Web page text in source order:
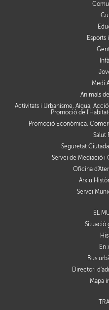
Esports
Medi
Animals
Activitats i Urbanisme, Aigua,
Promoció de
Promoció Econòmica,
Salut
Seguretat
Servei de Mediació i
Oficina
Arxiu
Servei
EL
Situació
En
Bus
Directori
Mapa